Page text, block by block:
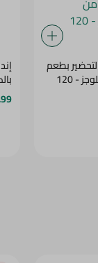
بطعم
الخضار من كيلوجز - 120